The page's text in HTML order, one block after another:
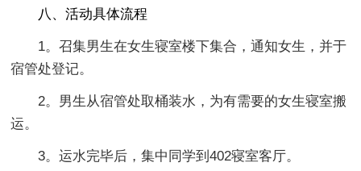
八、活动具体流程
1。召集男生在女生寝室楼下集合，通知女生，并于
宿管处登记。
2。男生从宿管处取桶装水，为有需要的女生寝室搬
运。
3。运水完毕后，集中同学到402寝室客厅。